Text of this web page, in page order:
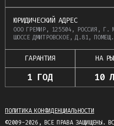
ЮРИДИЧЕСКИЙ АДРЕС
ООО ГРЕМИР, 125504, РОССИЯ, Г.
ШОССЕ ДМИТРОВСКОЕ, Д.81,
ГАРАНТИЯ
1 ГОД
НА
10
©2009-2026, ВСЕ ПРАВА ЗАЩИЩЕНЫ.
ПОЛИТИКА КОНФИДЕНЦИАЛЬНОСТИ